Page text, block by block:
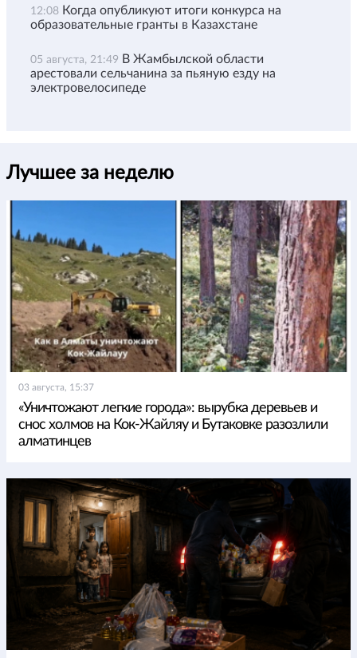
12:08 Когда опубликуют итоги конкурса на
образовательные гранты в Казахстане
05 августа, 21:49 В Жамбылской области
арестовали сельчанина за пьяную езду на
электровелосипеде
Лучшее за неделю
03 августа, 15:37
«Уничтожают легкие города»: вырубка деревьев и
снос холмов на Кок-Жайляу и Бутаковке разозлили
алматинцев